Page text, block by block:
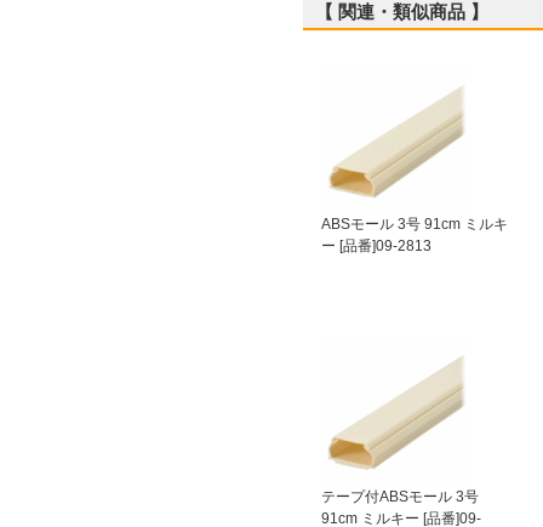
【 関連・類似商品 】
ABSモール 3号 91cm ミルキ
ー [品番]09-2813
テープ付ABSモール 3号
91cm ミルキー [品番]09-